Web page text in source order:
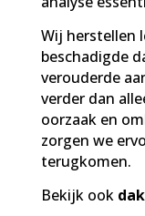
Wij herstellen
beschadigde
verouderde
verder dan
oorzaak en
zorgen we
terugkomen.
Bekijk ook